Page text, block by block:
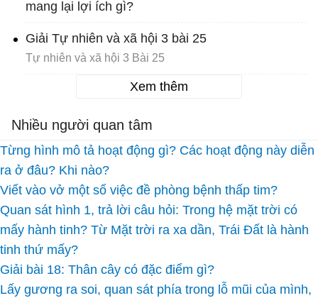
mang lại lợi ích gì?
Giải Tự nhiên và xã hội 3 bài 25
Tự nhiên và xã hội 3 Bài 25
Xem thêm
Nhiều người quan tâm
Từng hình mô tả hoạt động gì? Các hoạt động này diễn
ra ở đâu? Khi nào?
Viết vào vở một số việc đề phòng bệnh thấp tim?
Quan sát hình 1, trả lời câu hỏi: Trong hệ mặt trời có
mấy hành tinh? Từ Mặt trời ra xa dần, Trái Đất là hành
tinh thứ mấy?
Giải bài 18: Thân cây có đặc điểm gì?
Lấy gương ra soi, quan sát phía trong lỗ mũi của mình,